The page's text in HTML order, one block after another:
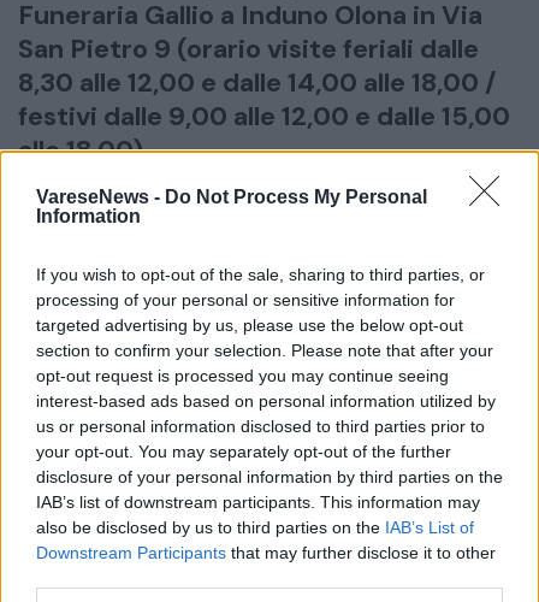
VareseNews - Do Not Process My Personal
Information
If you wish to opt-out of the sale, sharing to third parties, or
processing of your personal or sensitive information for
targeted advertising by us, please use the below opt-out
section to confirm your selection. Please note that after your
opt-out request is processed you may continue seeing
interest-based ads based on personal information utilized by
us or personal information disclosed to third parties prior to
your opt-out. You may separately opt-out of the further
disclosure of your personal information by third parties on the
IAB’s list of downstream participants. This information may
also be disclosed by us to third parties on the IAB’s List of
Downstream Participants that may further disclose it to other
Funeraria Gallio a Induno Olona in Via
San Pietro 9 (orario visite feriali dalle
8,30 alle 12,00 e dalle 14,00 alle 18,00 /
festivi dalle 9,00 alle 12,00 e dalle 15,00
alle 18,00).
Si ringraziano anticipatamente tutti
coloro che parteciperanno alla
inserisci partecipazione condividi
S. Rosario
15/06/2026 ore 14:00
in Chiesa prima del funerale
Data del Funerale
15/06/2026
Ora del Funerale